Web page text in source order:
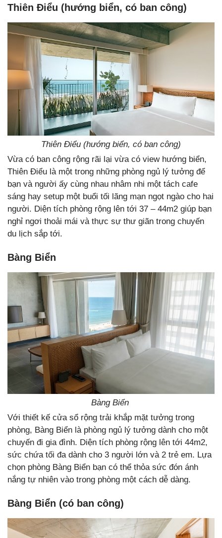
Thiên Điểu (hướng biển, có ban công)
Thiên Điểu (hướng biển, có ban công)
Vừa có ban công rộng rãi lại vừa có view hướng biển,
Thiên Điểu là một trong những phòng ngủ lý tưởng để
bạn và người ấy cùng nhau nhâm nhi một tách cafe
sáng hay setup một buổi tối lãng mạn ngọt ngào cho hai
người. Diện tích phòng rộng lên tới 37 – 44m2 giúp bạn
nghỉ ngơi thoải mái và thực sự thư giãn trong chuyến
du lịch sắp tới.
Bàng Biển
Bàng Biển
Với thiết kế cửa sổ rộng trải khắp mặt tưởng trong
phòng, Bàng Biển là phòng ngủ lý tưởng dành cho một
chuyến đi gia đình. Diện tích phòng rộng lên tới 44m2,
sức chứa tối đa dành cho 3 người lớn và 2 trẻ em. Lựa
chọn phòng Bàng Biển bạn có thể thỏa sức đón ánh
nắng tự nhiên vào trong phòng một cách dễ dàng.
Bàng Biển (có ban công)